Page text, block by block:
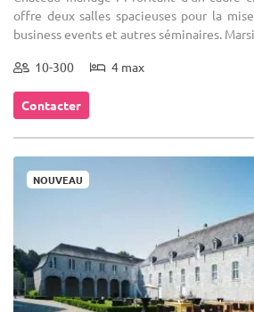
offre deux salles spacieuses pour la
business events et autres séminaires.
10-300 4 max
Contacter
NOUVEAU